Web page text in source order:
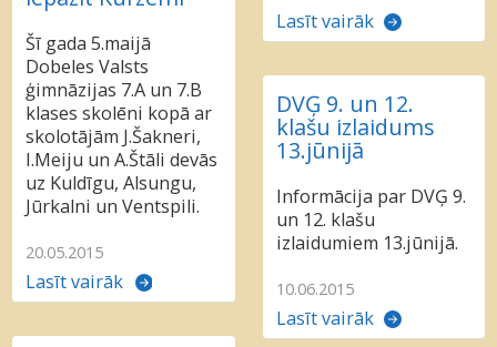
Lasīt vairāk
Šī gada 5.maijā
Dobeles Valsts
ģimnāzijas 7.A un 7.B
klases skolēni kopā ar
skolotājām J.Šakneri,
I.Meiju un A.Štāli devās
uz Kuldīgu, Alsungu,
Jūrkalni un Ventspili.
20.05.2015
Lasīt vairāk
DVĢ 9. un 12.
klašu izlaidums
13.jūnijā
Informācija par DVĢ 9.
un 12. klašu
izlaidumiem 13.jūnijā.
10.06.2015
Lasīt vairāk